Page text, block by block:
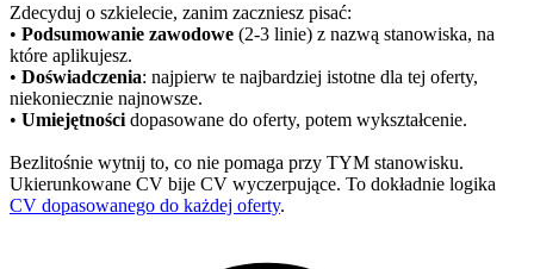
Zdecyduj o szkielecie, zanim zaczniesz pisać:
• Podsumowanie zawodowe (2-3 linie) z nazwą stanowiska, na
które aplikujesz.
• Doświadczenia: najpierw te najbardziej istotne dla tej oferty,
niekoniecznie najnowsze.
• Umiejętności dopasowane do oferty, potem wykształcenie.
Bezlitośnie wytnij to, co nie pomaga przy TYM stanowisku.
Ukierunkowane CV bije CV wyczerpujące. To dokładnie logika
CV dopasowanego do każdej oferty.